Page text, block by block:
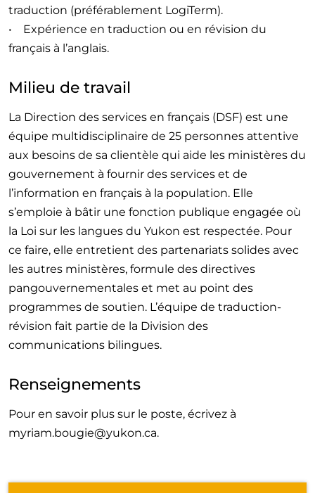
traduction (préférablement LogiTerm).
• Expérience en traduction ou en révision du
français à l’anglais.
Milieu de travail
La Direction des services en français (DSF) est une
équipe multidisciplinaire de 25 personnes attentive
aux besoins de sa clientèle qui aide les ministères du
gouvernement à fournir des services et de
l’information en français à la population. Elle
s’emploie à bâtir une fonction publique engagée où
la Loi sur les langues du Yukon est respectée. Pour
ce faire, elle entretient des partenariats solides avec
les autres ministères, formule des directives
pangouvernementales et met au point des
programmes de soutien. L’équipe de traduction-
révision fait partie de la Division des
communications bilingues.
Renseignements
Pour en savoir plus sur le poste, écrivez à
myriam.bougie@yukon.ca.